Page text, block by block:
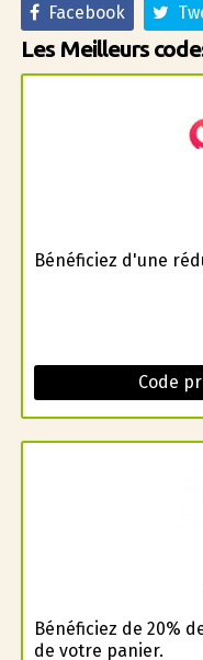
Facebook
Les Meilleurs
Bénéficiez d'une
Code
Bénéficiez de 20%
de votre panier.